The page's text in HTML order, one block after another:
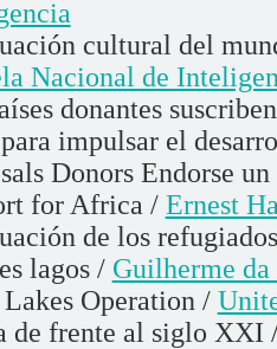
cultural del
Nacional de
donantes
impulsar el
Donors Endorse
for Africa / Ernest
de los
lagos / Guilherme da
Operation /
de frente al siglo XXI